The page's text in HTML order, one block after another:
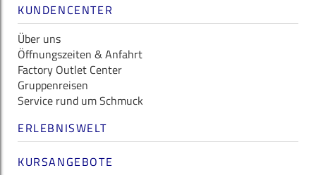
KUNDENCENTER
Über uns
Öffnungszeiten & Anfahrt
Factory Outlet Center
Gruppenreisen
Service rund um Schmuck
ERLEBNISWELT
KURSANGEBOTE